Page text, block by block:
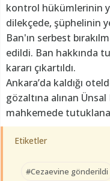
kontrol hükümlerinin
dilekçede, şüphelinin
Ban'ın serbest
edildi. Ban hakkında
kararı çıkartıldı.
Ankara’da kaldığı
gözaltına alınan
mahkemede
Etiketler
#Cezaevine gönderildi